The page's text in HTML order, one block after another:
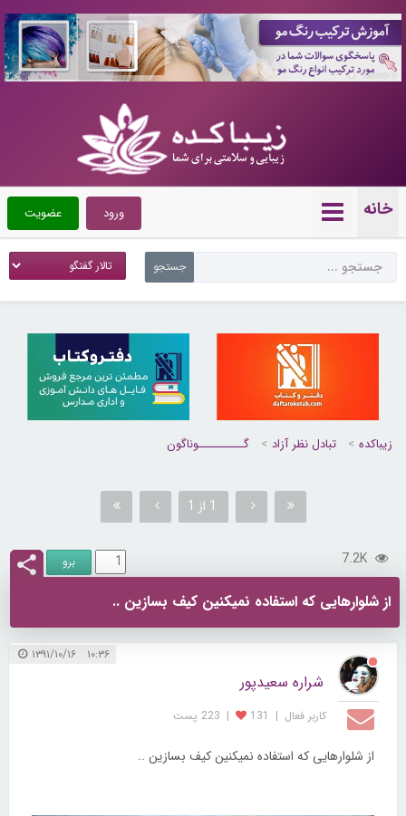
10090049
خانه عضویت ورود
زیباکده تبادل نظر آزاد گــــــــــوناگون
1 از 1
7.2K
از شلوارهایی که استفاده نمیکنین کیف بسازین ..
۱۰:۳۶ ۱۳۹۱/۱۰/۱۶
شراره سعیدپور
کاربر فعال |
131
| 223 پست
از شلوارهایی که استفاده نمیکنین کیف بسازین ..